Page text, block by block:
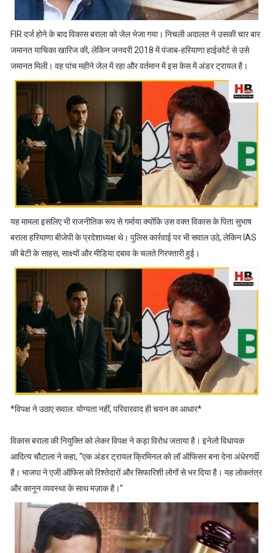
FIR दर्ज होने के बाद विकास बराला को जेल भेजा गया। निचली अदालत ने उसकी चार बार
जमानत याचिका खारिज की, लेकिन जनवरी 2018 में पंजाब-हरियाणा हाईकोर्ट से उसे
जमानत मिली। वह पांच महीने जेल में रहा और वर्तमान में इस केस में अंडर ट्रायल है।
यह मामला इसलिए भी राजनीतिक रूप से गर्माया क्योंकि उस वक्त विकास के पिता सुभाष
बराला हरियाणा बीजेपी के प्रदेशाध्यक्ष थे। पुलिस कार्रवाई पर भी सवाल उठे, लेकिन IAS
की बेटी के साहस, साक्ष्यों और मीडिया दबाव के चलते गिरफ्तारी हुई।
*विपक्ष ने उठाए सवाल: योग्यता नहीं, परिवारवाद ही चयन का आधार*
विकास बराला की नियुक्ति को लेकर विपक्ष ने कड़ा विरोध जताया है। इनेलो विधायक
आदित्य चौटाला ने कहा, “एक अंडर ट्रायल क्रिमिनल को लॉ ऑफिसर बना देना अंधेरगर्दी
है। भाजपा ने एजी ऑफिस को रिश्तेदारों और सिफारिशी लोगों से भर दिया है। यह लोकतंत्र
और कानून व्यवस्था के साथ मज़ाक है।”